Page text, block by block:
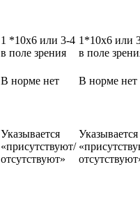
1 *10х6 или 3-4
в поле зрения
1*10х6 или
в поле
В норме нет В норме нет
Указывается
«присутствуют/
отсутствуют»
Указывается